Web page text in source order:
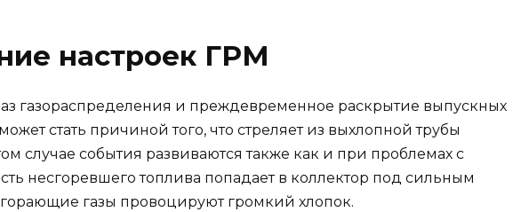
настроек ГРМ
газораспределения и преждевременное раскрытие выпускных
стать причиной того, что стреляет из выхлопной трубы
случае события развиваются также как и при проблемах с
несгоревшего топлива попадает в коллектор под сильным
газы провоцируют громкий хлопок.